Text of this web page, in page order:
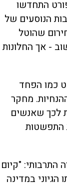
התחדשו
הנוסעים של
שהוטל
- אך החלונות
כמו הפחד
מחקר
לכך שאנשים
התפשטות
"קיום
במדינה